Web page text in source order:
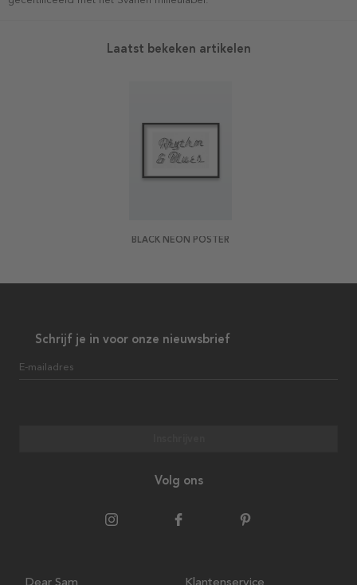
Laatst bekeken artikelen
BLACK NEON POSTER
Schrijf je in voor onze nieuwsbrief
E-mailadres
Volg ons
Dear Sam Klantenservice